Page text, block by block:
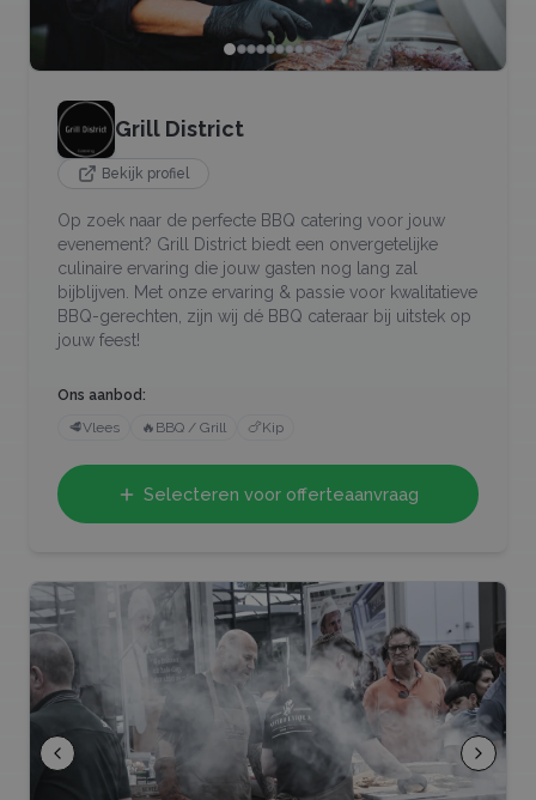
Grill District
Bekijk profiel
Op zoek naar de perfecte BBQ catering voor jouw
evenement? Grill District biedt een onvergetelijke
culinaire ervaring die jouw gasten nog lang zal
bijblijven. Met onze ervaring & passie voor kwalitatieve
BBQ-gerechten, zijn wij dé BBQ cateraar bij uitstek op
jouw feest!
Ons aanbod:
🥩Vlees 🔥 BBQ / Grill 🍗Kip
Selecteren voor offerteaanvraag